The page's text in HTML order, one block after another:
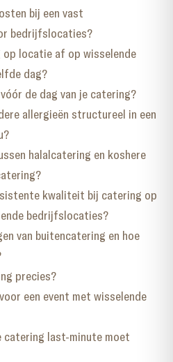
bij een vast
bedrijfslocaties?
locatie af op wisselende
dag?
de dag van je catering?
allergieën structureel in een
halalcatering en koshere
kwaliteit bij catering op
bedrijfslocaties?
van buitencatering en hoe
precies?
een event met wisselende
catering last-minute moet